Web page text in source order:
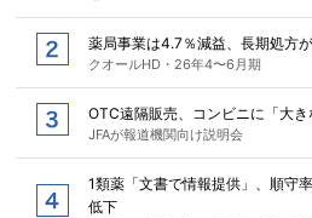
薬局事業は4.7％減益、長期処方
クオールHD・26年4〜6月期
OTC遠隔販売、コンビニに「大き
JFAが報道機関向け説明会
1類薬「文書で情報提供」、順守
低下